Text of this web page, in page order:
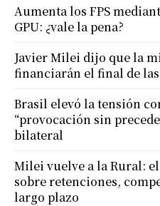
Aumenta los FPS
GPU: ¿vale la pena?
Javier Milei dijo que la
financiarán el final de
Brasil elevó la tensión
“provocación sin
bilateral
Milei vuelve a la Rural:
sobre retenciones,
largo plazo